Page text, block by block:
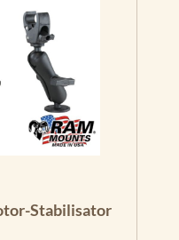
Stabilisator